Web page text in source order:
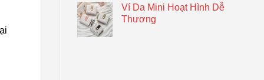
Ví Da Mini Hoạt Hình Dễ
Thương